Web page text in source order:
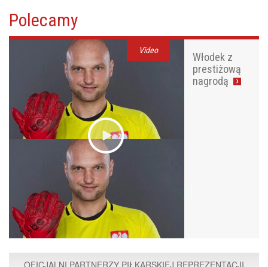
Polecamy
Video
Włodek z
prestiżową
nagrodą